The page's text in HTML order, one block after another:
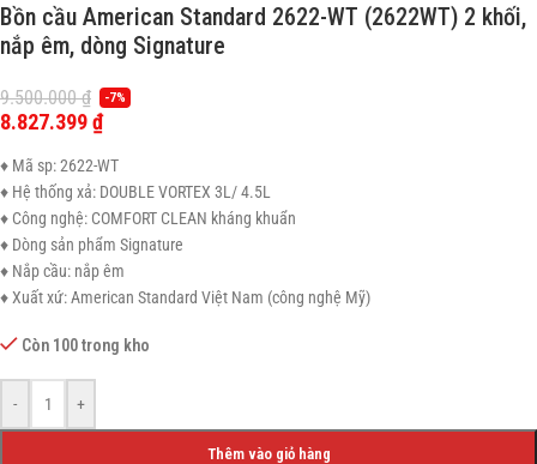
Bồn cầu American Standard 2622-WT (2622WT) 2 khối,
nắp êm, dòng Signature
9.500.000₫ -7%
8.827.399₫
♦ Mã sp: 2622-WT
♦ Hệ thống xả: DOUBLE VORTEX 3L/ 4.5L
♦ Công nghệ: COMFORT CLEAN kháng khuẩn
♦ Dòng sản phẩm Signature
♦ Nắp cầu: nắp êm
♦ Xuất xứ: American Standard Việt Nam (công nghệ Mỹ)
Còn 100 trong kho
- +
Thêm vào giỏ hàng